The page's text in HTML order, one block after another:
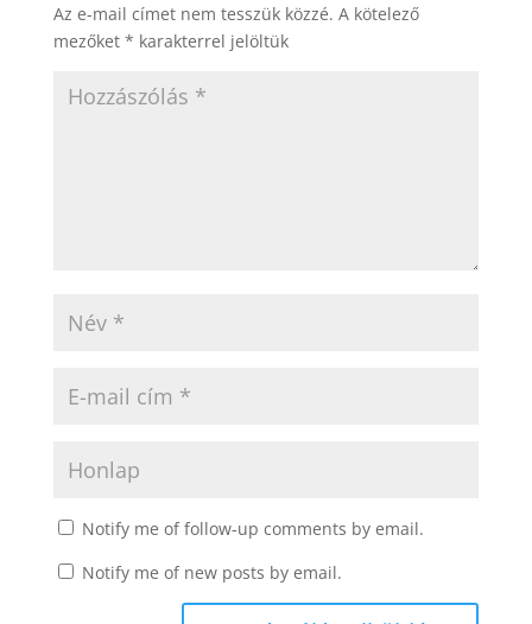
Az e-mail címet nem tesszük közzé. A kötelező
mezőket * karakterrel jelöltük
Notify me of follow-up comments by email.
Notify me of new posts by email.